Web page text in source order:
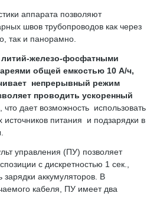
аппарата позволяют
швов трубопроводов как через
так и панорамно.
литий-железо-фосфатными
общей емкостью 10 А/ч,
непрерывный режим
проводить ускоренный
, что дает возможность использовать
источников питания и подзарядки в
управления (ПУ) позволяет
с дискретностью 1 сек.,
зарядки аккумуляторов. В
кабеля, ПУ имеет два